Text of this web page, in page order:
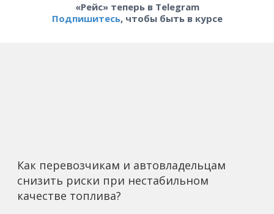
«Рейс» теперь в Telegram
Подпишитесь, чтобы быть в курсе
Как перевозчикам и автовладельцам
снизить риски при нестабильном
качестве топлива?